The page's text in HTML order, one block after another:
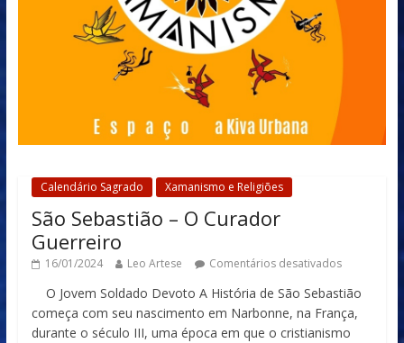
Calendário Sagrado Xamanismo e Religiões
São Sebastião – O Curador
Guerreiro
16/01/2024 Leo Artese Comentários desativados
O Jovem Soldado Devoto A História de São Sebastião
começa com seu nascimento em Narbonne, na França,
durante o século III, uma época em que o cristianismo